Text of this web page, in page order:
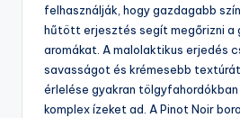
felhasználják, hogy gazdagabb
hűtött erjesztés segít megőrizni a
aromákat. A malolaktikus erjedés
savasságot és krémesebb
érlelése gyakran
komplex ízeket ad. A Pinot Noir